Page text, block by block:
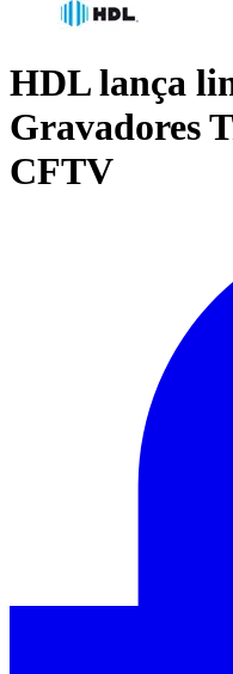
HDL lança
Gravadores
CFTV